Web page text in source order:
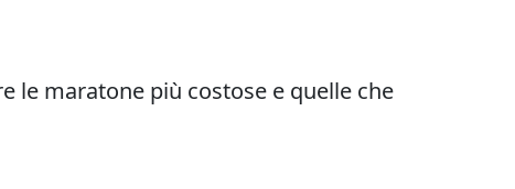
le maratone più costose e quelle che